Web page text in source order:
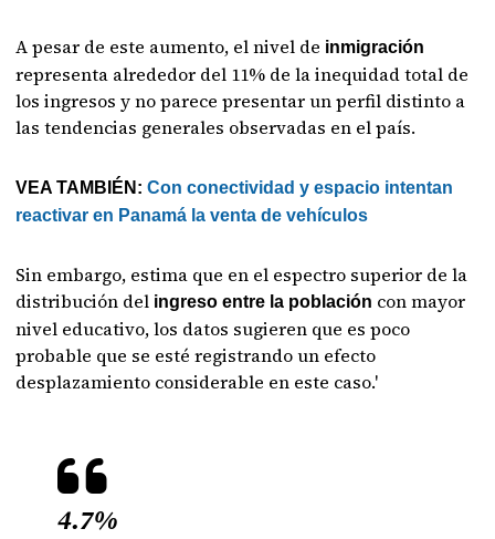
A pesar de este aumento, el nivel de inmigración
representa alrededor del 11% de la inequidad total de
los ingresos y no parece presentar un perfil distinto a
las tendencias generales observadas en el país.
VEA TAMBIÉN:Con conectividad y espacio intentan
reactivar en Panamá la venta de vehículos
Sin embargo, estima que en el espectro superior de la
distribución del ingreso entre la población con mayor
nivel educativo, los datos sugieren que es poco
probable que se esté registrando un efecto
desplazamiento considerable en este caso.'
4.7%